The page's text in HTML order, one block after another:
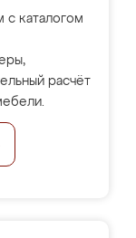
с каталогом
расчёт